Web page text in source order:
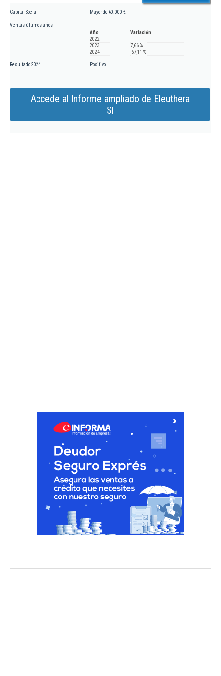
Capital Social Mayor de 60.000 €
Ventas últimos años
Año
Variación
2022
2023
7,66 %
2024
-67,11 %
Resultado 2024 Positivo
Accede al Informe ampliado de Eleuthera
Sl